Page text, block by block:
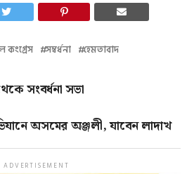
সম্বর্ধনা হেমতাবাদ
সংবর্ধনা সভা
অসমের অঞ্জলী, যাবেন লাদাখ
ADVERTISEMENT